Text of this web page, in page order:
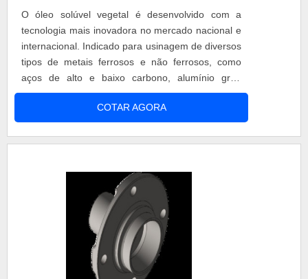
O óleo solúvel vegetal é desenvolvido com a
tecnologia mais inovadora no mercado nacional e
internacional. Indicado para usinagem de diversos
tipos de metais ferrosos e não ferrosos, como
aços de alto e baixo carbono, alumínio grau
automotivo, ligas de aço, ferro fundido nodular
cinzento, titânio, cobre e aço inoxidável. A
principal característica do produto é o poder de
COTAR AGORA